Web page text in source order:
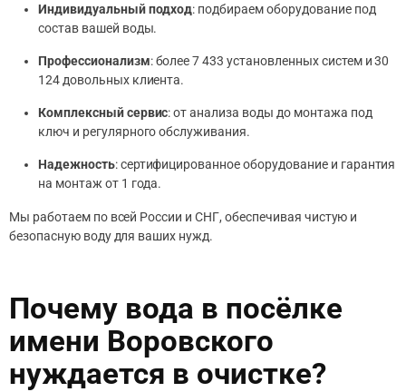
Индивидуальный подход: подбираем оборудование под
состав вашей воды.
Профессионализм: более 7 433 установленных систем и 30
124 довольных клиента.
Комплексный сервис: от анализа воды до монтажа под
ключ и регулярного обслуживания.
Надежность: сертифицированное оборудование и гарантия
на монтаж от 1 года.
Мы работаем по всей России и СНГ, обеспечивая чистую и
безопасную воду для ваших нужд.
Почему вода в посёлке
имени Воровского
нуждается в очистке?